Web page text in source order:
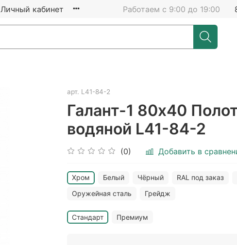
Личный кабинет Работаем с 9:00 до 19:00
арт. L41-84-2
Галант-1 80х40
водяной L41-84-2
(0) Добавить в
Хром Белый Чёрный RAL под заказ
Оружейная сталь
Грейдж
Стандарт Премиум